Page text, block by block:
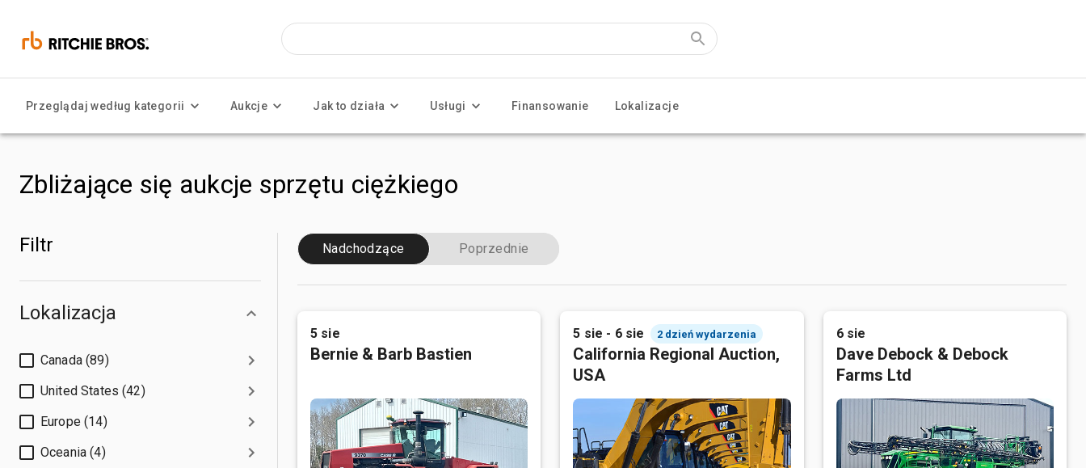
Przeglądaj według kategorii Aukcje Jak to działa Usługi Finansowanie Lokalizacje
Zbliżające się aukcje sprzętu ciężkiego
Filtr
Lokalizacja
Canada (89)
United States (42)
Europe (14)
Oceania (4)
Nadchodzące Poprzednie
5 sie
Bernie & Barb Bastien
5 sie - 6 sie 2 dzień wydarzenia
California Regional Auction,
USA
6 sie
Dave Debock & Debock
Farms Ltd